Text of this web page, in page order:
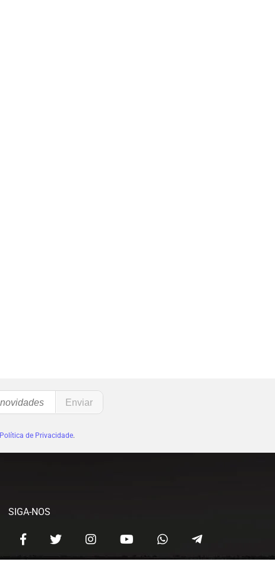
Política de Privacidade.
SIGA-NOS